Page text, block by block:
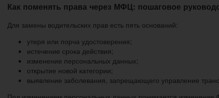
Как поменять права через МФЦ: пошаговое
Для замены водительских прав есть пять оснований:
утеря или порча удостоверения;
истечение срока действия;
изменение персональных данных;
открытие новой категории;
выявление заболевания, запрещающего управление